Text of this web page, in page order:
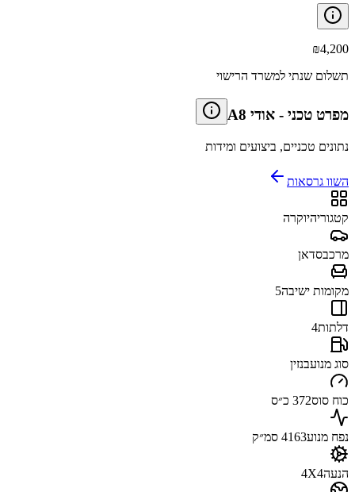
₪4,200
תשלום שנתי למשרד הרישוי
מפרט טכני - אודי A8
נתונים טכניים, ביצועים ומידות
השוו גרסאות
קטגוריהיוקרה
מרכבסדאן
מקומות ישיבה5
דלתות4
סוג מנועבנזין
כוח סוס372 כ״ס
נפח מנוע4163 סמ״ק
הנעה4X4